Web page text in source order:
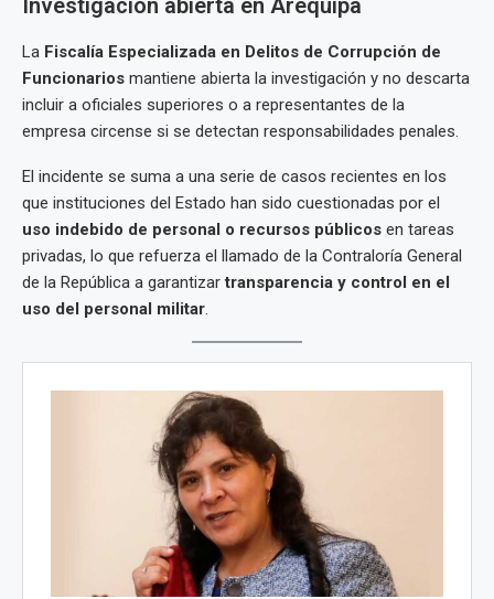
Investigación abierta en Arequipa
La Fiscalía Especializada en Delitos de Corrupción de
Funcionarios mantiene abierta la investigación y no descarta
incluir a oficiales superiores o a representantes de la
empresa circense si se detectan responsabilidades penales.
El incidente se suma a una serie de casos recientes en los
que instituciones del Estado han sido cuestionadas por el
uso indebido de personal o recursos públicos en tareas
privadas, lo que refuerza el llamado de la Contraloría General
de la República a garantizartransparencia y control en el
uso del personal militar.